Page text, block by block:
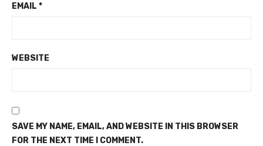
EMAIL *
WEBSITE
SAVE MY NAME, EMAIL, AND WEBSITE IN THIS BROWSER
FOR THE NEXT TIME I COMMENT.